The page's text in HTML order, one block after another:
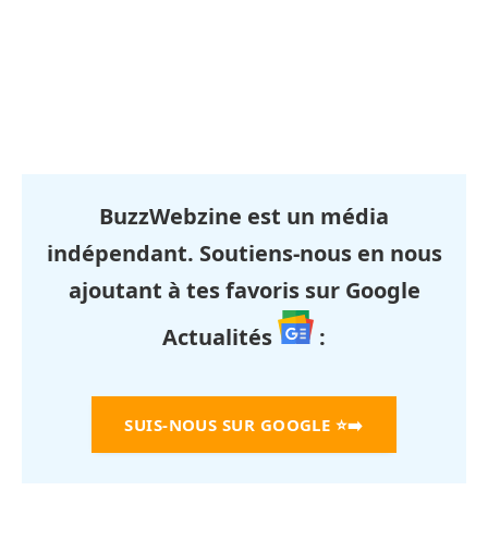
BuzzWebzine est un média
indépendant. Soutiens-nous en nous
ajoutant à tes favoris sur Google
Actualités
:
SUIS-NOUS SUR GOOGLE ⭐➡️